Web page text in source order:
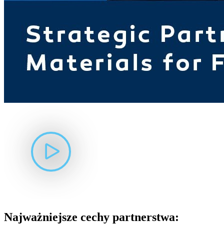
Najważniejsze cechy partnerstwa: